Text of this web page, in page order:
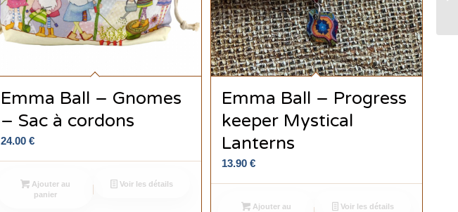
Emma Ball – Gnomes
– Sac à cordons
24.00€
Ajouter au
panier
Voir les détails
Emma Ball – Progress
keeper Mystical
Lanterns
13.90€
Ajouter au
Voir les détails